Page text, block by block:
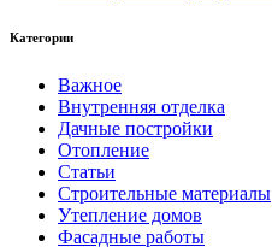
Категории
Важное
Внутренняя отделка
Дачные постройки
Отопление
Статьи
Строительные материалы
Утепление домов
Фасадные работы